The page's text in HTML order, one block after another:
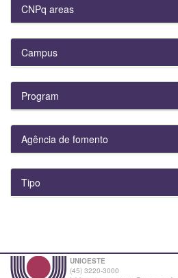
CNPq areas
Campus
Program
Agência de fomento
Tipo
UNIOESTE
(45) 3220-3000